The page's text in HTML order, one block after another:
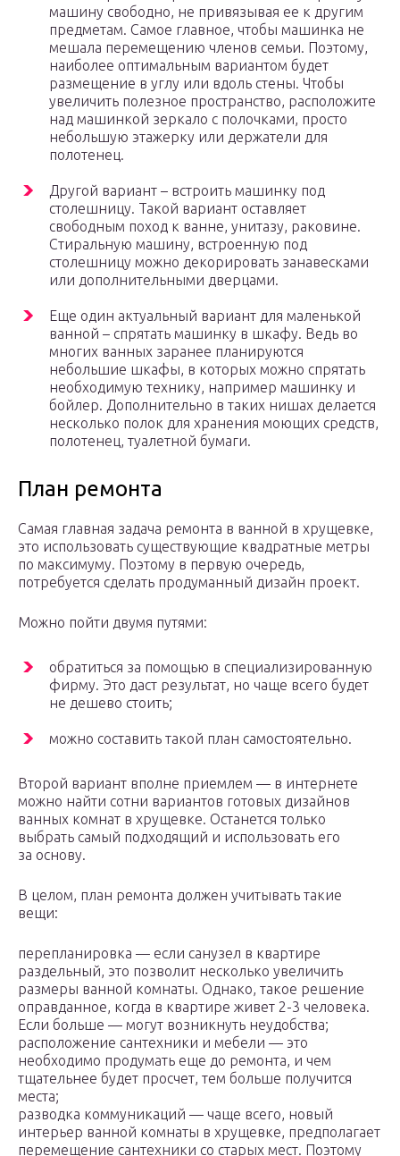
машину свободно, не привязывая ее к другим
предметам. Самое главное, чтобы машинка не
мешала перемещению членов семьи. Поэтому,
наиболее оптимальным вариантом будет
размещение в углу или вдоль стены. Чтобы
увеличить полезное пространство, расположите
над машинкой зеркало с полочками, просто
небольшую этажерку или держатели для
полотенец.
Другой вариант – встроить машинку под
столешницу. Такой вариант оставляет
свободным поход к ванне, унитазу, раковине.
Стиральную машину, встроенную под
столешницу можно декорировать занавесками
или дополнительными дверцами.
Еще один актуальный вариант для маленькой
ванной – спрятать машинку в шкафу. Ведь во
многих ванных заранее планируются
небольшие шкафы, в которых можно спрятать
необходимую технику, например машинку и
бойлер. Дополнительно в таких нишах делается
несколько полок для хранения моющих средств,
полотенец, туалетной бумаги.
План ремонта
Самая главная задача ремонта в ванной в хрущевке,
это использовать существующие квадратные метры
по максимуму. Поэтому в первую очередь,
потребуется сделать продуманный дизайн проект.
Можно пойти двумя путями:
обратиться за помощью в специализированную
фирму. Это даст результат, но чаще всего будет
не дешево стоить;
можно составить такой план самостоятельно.
Второй вариант вполне приемлем — в интернете
можно найти сотни вариантов готовых дизайнов
ванных комнат в хрущевке. Останется только
выбрать самый подходящий и использовать его
за основу.
В целом, план ремонта должен учитывать такие
вещи:
перепланировка — если санузел в квартире
раздельный, это позволит несколько увеличить
размеры ванной комнаты. Однако, такое решение
оправданное, когда в квартире живет 2-3 человека.
Если больше — могут возникнуть неудобства;
расположение сантехники и мебели — это
необходимо продумать еще до ремонта, и чем
тщательнее будет просчет, тем больше получится
места;
разводка коммуникаций — чаще всего, новый
интерьер ванной комнаты в хрущевке, предполагает
перемещение сантехники со старых мест. Поэтому